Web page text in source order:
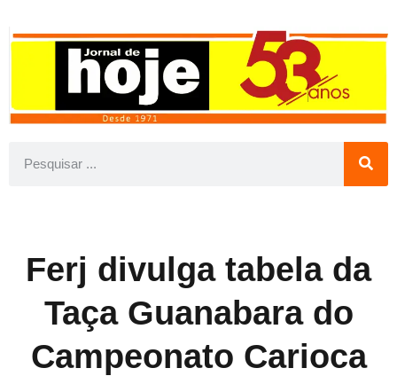
Ferj divulga tabela da
Taça Guanabara do
Campeonato Carioca